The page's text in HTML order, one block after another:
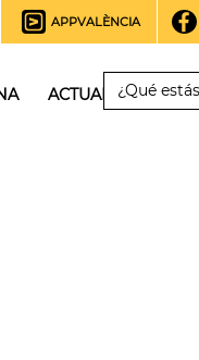
APPVALÈNCIA
ACTUALIDAD